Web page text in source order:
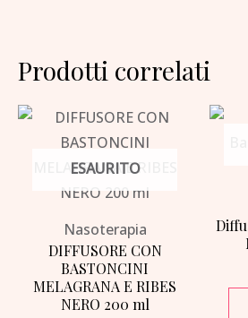
Prodotti correlati
ESAURITO
Nasoterapia
DIFFUSORE CON
BASTONCINI
MELAGRANA E RIBES
NERO 200 ml